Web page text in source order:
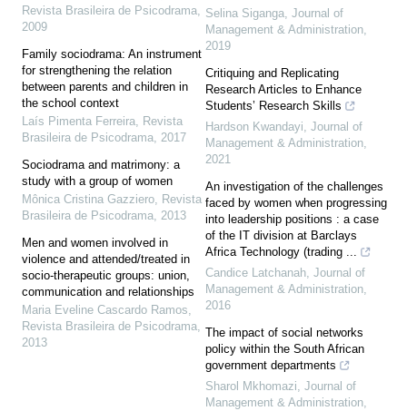
Revista Brasileira de Psicodrama,
2009
Family sociodrama: An instrument
for strengthening the relation
between parents and children in
the school context
Laís Pimenta Ferreira, Revista
Brasileira de Psicodrama, 2017
Sociodrama and matrimony: a
study with a group of women
Mônica Cristina Gazziero, Revista
Brasileira de Psicodrama, 2013
Men and women involved in
violence and attended/treated in
socio-therapeutic groups: union,
communication and relationships
Maria Eveline Cascardo Ramos,
Revista Brasileira de Psicodrama,
2013
Selina Siganga, Journal of
Management & Administration,
2019
Critiquing and Replicating
Research Articles to Enhance
Students’ Research Skills
Hardson Kwandayi, Journal of
Management & Administration,
2021
An investigation of the challenges
faced by women when progressing
into leadership positions : a case
of the IT division at Barclays
Africa Technology (trading ...
Candice Latchanah, Journal of
Management & Administration,
2016
The impact of social networks
policy within the South African
government departments
Sharol Mkhomazi, Journal of
Management & Administration,